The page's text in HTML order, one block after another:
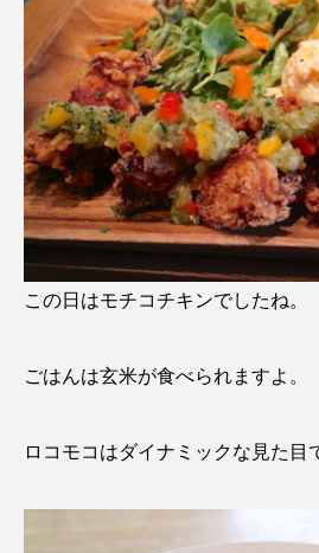
この日はモチコチキンでしたね。
ごはんは玄米が食べられますよ。
ロコモコはダイナミックな見た目